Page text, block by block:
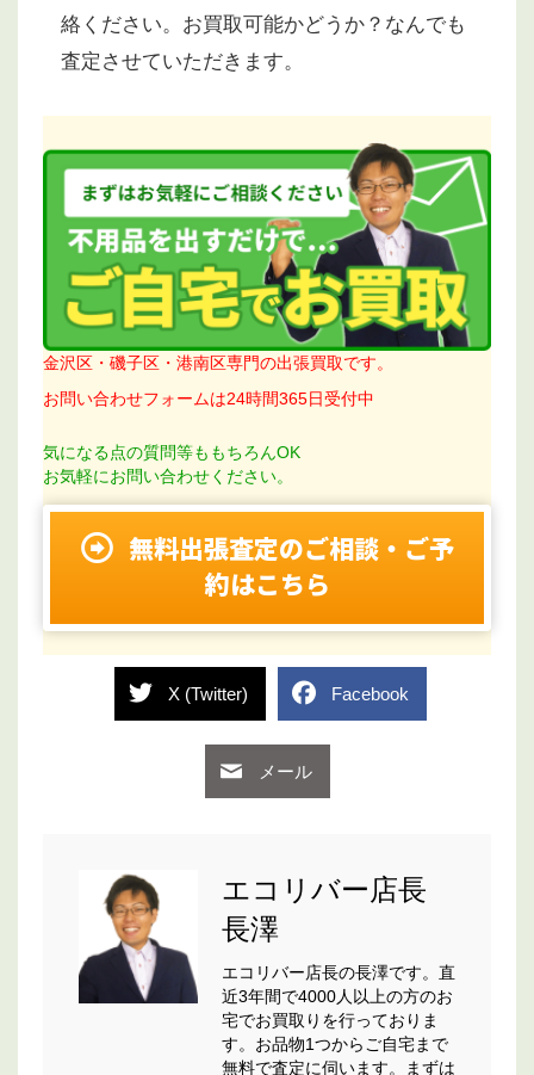
絡ください。お買取可能かどうか？なんでも
査定させていただきます。
金沢区・磯子区・港南区専門の出張買取です。
お問い合わせフォームは24時間365日受付中
気になる点の質問等ももちろんOK
お気軽にお問い合わせください。
無料出張査定のご相談・ご予
約はこちら
X (Twitter) Facebook
メール
エコリバー店長
長澤
エコリバー店長の長澤です。直
近3年間で4000人以上の方のお
宅でお買取りを行っておりま
す。お品物1つからご自宅まで
無料で査定に伺います。まずは